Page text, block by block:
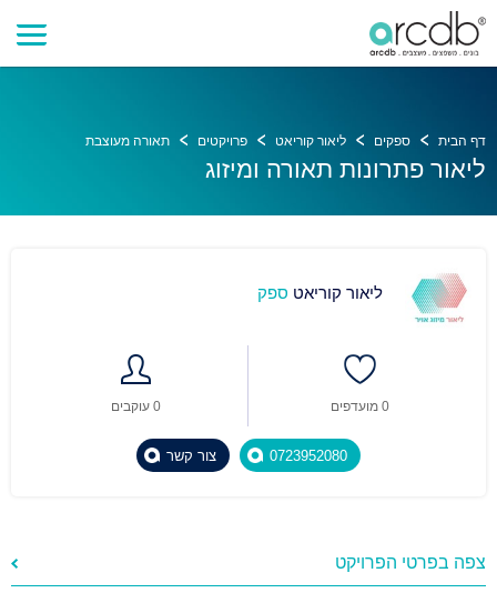
דף הבית ספקים ליאור קוריאט פרויקטים תאורה מעוצבת
ליאור פתרונות תאורה ומיזוג
ליאור קוריאט ספק
0 עוקבים 0 מועדפים
צור קשר 0723952080
צפה בפרטי הפרויקט